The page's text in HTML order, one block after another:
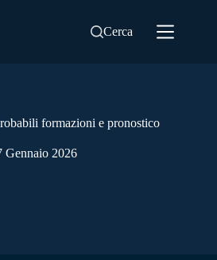
Cerca
formazioni e pronostico
Gennaio 2026